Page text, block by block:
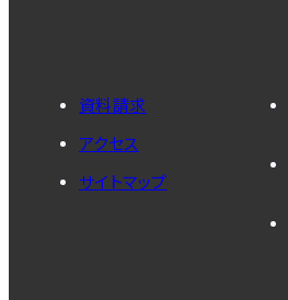
資料請求
アクセス
サイトマップ